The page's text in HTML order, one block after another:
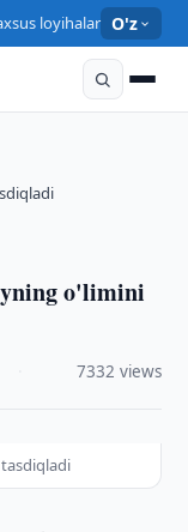
loyihalar O'z
o'limini
7332 views